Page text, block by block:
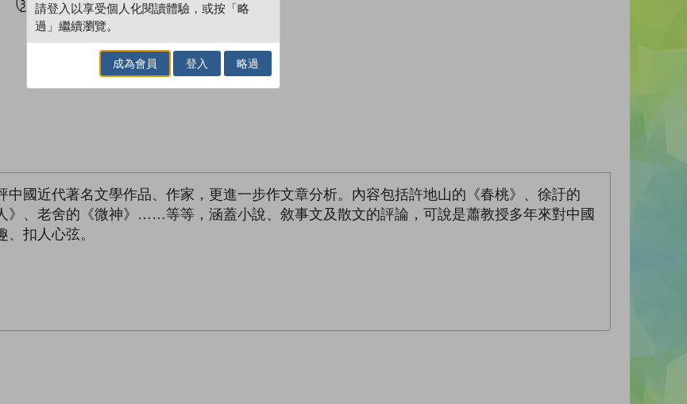
國近代著名文學作品、作家，更進一步作文章分析。內容包括許地山的《春桃》、徐訏的
》、老舍的《微神》……等等，涵蓋小說、敘事文及散文的評論，可說是蕭教授多年來對中國
扣人心弦。
請登入以享受個人化閱讀體驗，或按「略
過」繼續瀏覽。
成為會員 登入 略過